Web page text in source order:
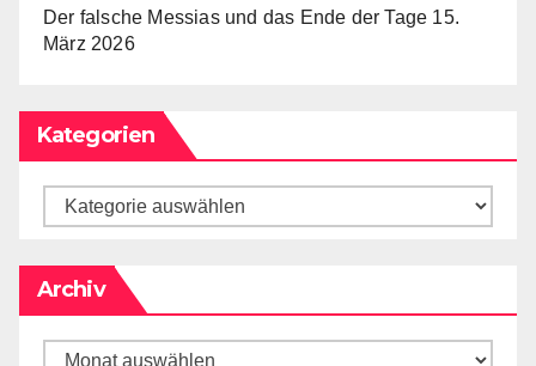
Der falsche Messias und das Ende der Tage 15.
März 2026
Kategorien
Archiv